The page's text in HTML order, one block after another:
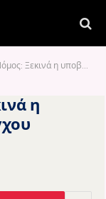
αιτημάτων ελέγχου επενδυτικών σχεδίων
η